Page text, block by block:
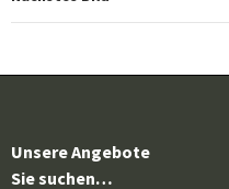
Unsere Angebote
Sie suchen…